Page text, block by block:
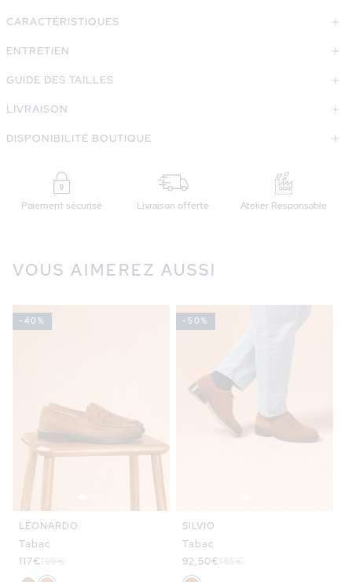
CARACTÉRISTIQUES
ENTRETIEN
GUIDE DES TAILLES
LIVRAISON
DISPONIBILITÉ BOUTIQUE
Paiement sécurisé Livraison offerte Atelier Responsable
VOUS AIMEREZ AUSSI
-40%
LÉONARDO
Tabac
Prix
promotionnel
117€
Prix
habituel
195€
-50%
SILVIO
Tabac
Prix
promotionnel
92,50€
Prix
habituel
185€